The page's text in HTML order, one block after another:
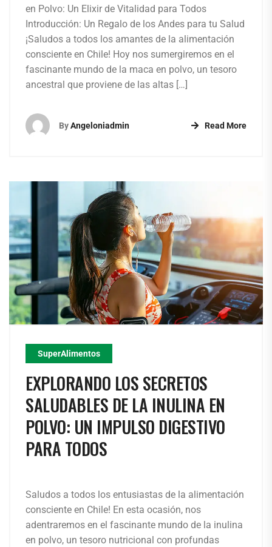
en Polvo: Un Elixir de Vitalidad para Todos
Introducción: Un Regalo de los Andes para tu Salud
¡Saludos a todos los amantes de la alimentación
consciente en Chile! Hoy nos sumergiremos en el
fascinante mundo de la maca en polvo, un tesoro
ancestral que proviene de las altas […]
ByAngeloniadmin Read More
SuperAlimentos
EXPLORANDO LOS SECRETOS
SALUDABLES DE LA INULINA EN
POLVO: UN IMPULSO DIGESTIVO
PARA TODOS
Saludos a todos los entusiastas de la alimentación
consciente en Chile! En esta ocasión, nos
adentraremos en el fascinante mundo de la inulina
en polvo, un tesoro nutricional con profundas